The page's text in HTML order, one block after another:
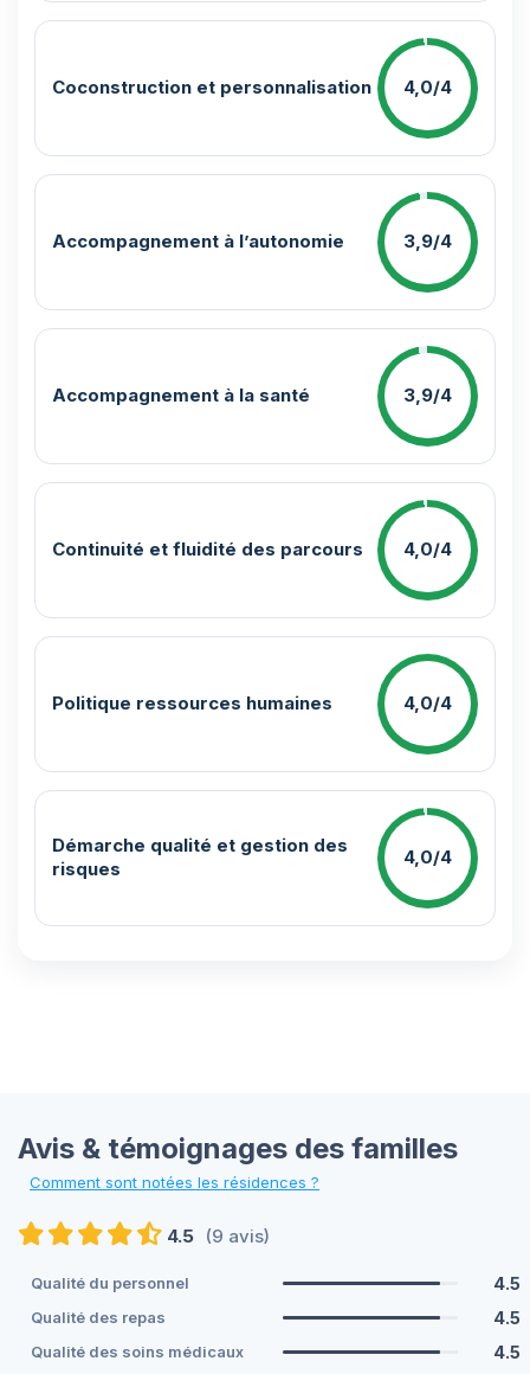
Coconstruction et personnalisation 4,0/4
Accompagnement à l’autonomie 3,9/4
Accompagnement à la santé 3,9/4
Continuité et fluidité des parcours 4,0/4
Politique ressources humaines 4,0/4
Démarche qualité et gestion des
risques
4,0/4
Avis & témoignages des familles
Comment sont notées les résidences ?
4.5 (9 avis)
Qualité du personnel 4.5
Qualité des repas 4.5
Qualité des soins médicaux 4.5